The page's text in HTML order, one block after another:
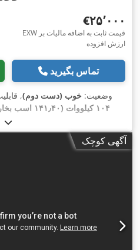
‎€۲۵٬۰۰۰
EXW قیمت ثابت به اضافه مالیات بر
ارزش افزوده
تماس بگیرید
وضعیت: خوب (دست دوم),
۱۰۴ کیلووات (۱۴۱٫۴۰ اسب بخار)
, سال
, فشار عملیاتی:۱۲ میله
, شماره دستگاه/وسیله نقلیه:
آگهی کوچک